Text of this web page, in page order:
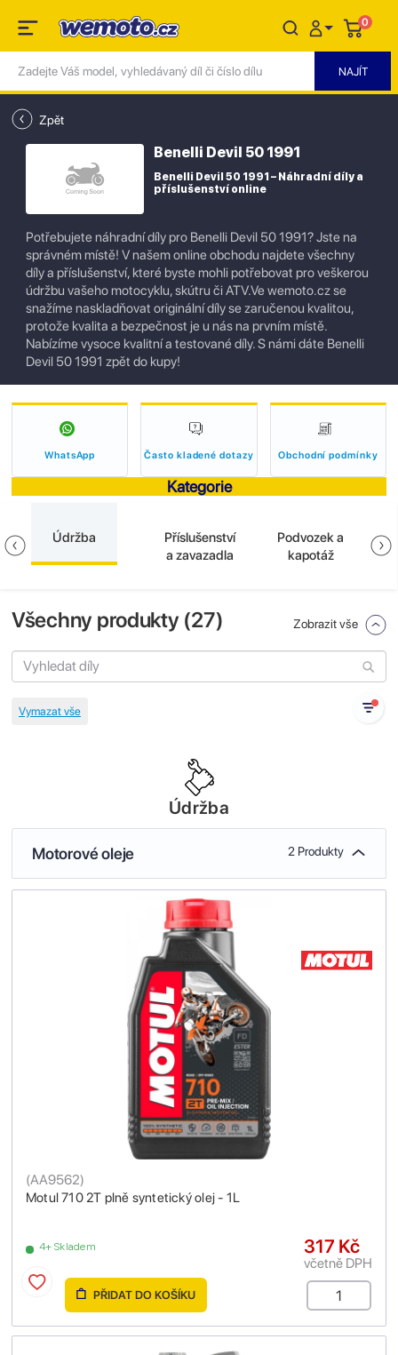
0
Zpět
Benelli Devil 50 1991
Benelli Devil 50 1991 – Náhradní díly a
příslušenství online
Potřebujete náhradní díly pro Benelli Devil 50 1991? Jste na
správném místě! V našem online obchodu najdete všechny
díly a příslušenství, které byste mohli potřebovat pro veškerou
údržbu vašeho motocyklu, skútru či ATV.Ve wemoto.cz se
snažíme naskladňovat originální díly se zaručenou kvalitou,
protože kvalita a bezpečnost je u nás na prvním místě.
Nabízíme vysoce kvalitní a testované díly. S námi dáte Benelli
Devil 50 1991 zpět do kupy!
WhatsApp Často kladené dotazy Obchodní podmínky
Kategorie
Údržba
Příslušenství
a zavazadla
Podvozek a
kapotáž
Všechny produkty (27) Zobrazit vše
Údržba
Motorové oleje 2 Produkty
Motul 710 2T plně syntetický olej - 1L
(AA9562)
4+ Skladem 317 Kč
včetně DPH
PŘIDAT DO KOŠÍKU